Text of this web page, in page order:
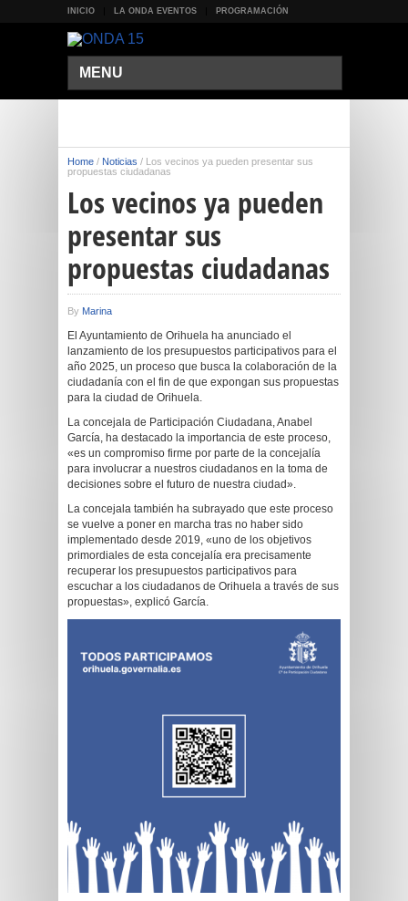
INICIO LA ONDA EVENTOS PROGRAMACIÓN
MENU
Home / Noticias / Los vecinos ya pueden presentar sus
propuestas ciudadanas
Los vecinos ya pueden
presentar sus
propuestas ciudadanas
By Marina
El Ayuntamiento de Orihuela ha anunciado el
lanzamiento de los presupuestos participativos para el
año 2025, un proceso que busca la colaboración de la
ciudadanía con el fin de que expongan sus propuestas
para la ciudad de Orihuela.
La concejala de Participación Ciudadana, Anabel
García, ha destacado la importancia de este proceso,
«es un compromiso firme por parte de la concejalía
para involucrar a nuestros ciudadanos en la toma de
decisiones sobre el futuro de nuestra ciudad».
La concejala también ha subrayado que este proceso
se vuelve a poner en marcha tras no haber sido
implementado desde 2019, «uno de los objetivos
primordiales de esta concejalía era precisamente
recuperar los presupuestos participativos para
escuchar a los ciudadanos de Orihuela a través de sus
propuestas», explicó García.